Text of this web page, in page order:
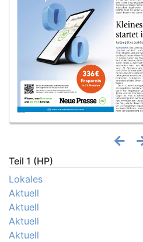
Teil 1 (HP)
Lokales
Aktuell
Aktuell
Aktuell
Aktuell